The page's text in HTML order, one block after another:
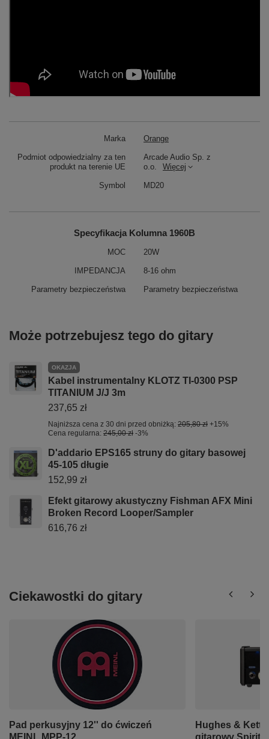
Marka Orange
Podmiot odpowiedzialny za ten
produkt na terenie UE
Arcade Audio Sp. z
o.o.
Więcej
Symbol MD20
Specyfikacja Kolumna 1960B
MOC 20W
IMPEDANCJA 8-16 ohm
Parametry bezpieczeństwa Parametry bezpieczeństwa
Może potrzebujesz tego do gitary
OKAZJA
Kabel instrumentalny KLOTZ TI-0300 PSP
TITANIUM J/J 3m
237,65 zł
Najniższa cena z 30 dni przed obniżką: 205,80 zł +15%
Cena regularna: 245,00 zł -3%
D'addario EPS165 struny do gitary basowej
45-105 długie
152,99 zł
Efekt gitarowy akustyczny Fishman AFX Mini
Broken Record Looper/Sampler
616,76 zł
Ciekawostki do gitary
Pad perkusyjny 12'' do ćwiczeń
MEINL MPP-12
Hughes &
gitarowy Spirit